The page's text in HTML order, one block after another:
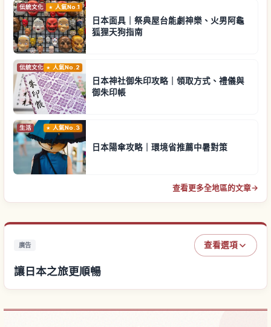
伝統文化 人氣No.1
日本面具｜祭典屋台能劇神樂、火男阿龜
狐狸天狗指南
伝統文化 人氣No.2
日本神社御朱印攻略｜領取方式、禮儀與
御朱印帳
生活 人氣No.3
日本陽傘攻略｜環境省推薦中暑對策
查看更多全地區的文章→
廣告 查看選項
讓日本之旅更順暢